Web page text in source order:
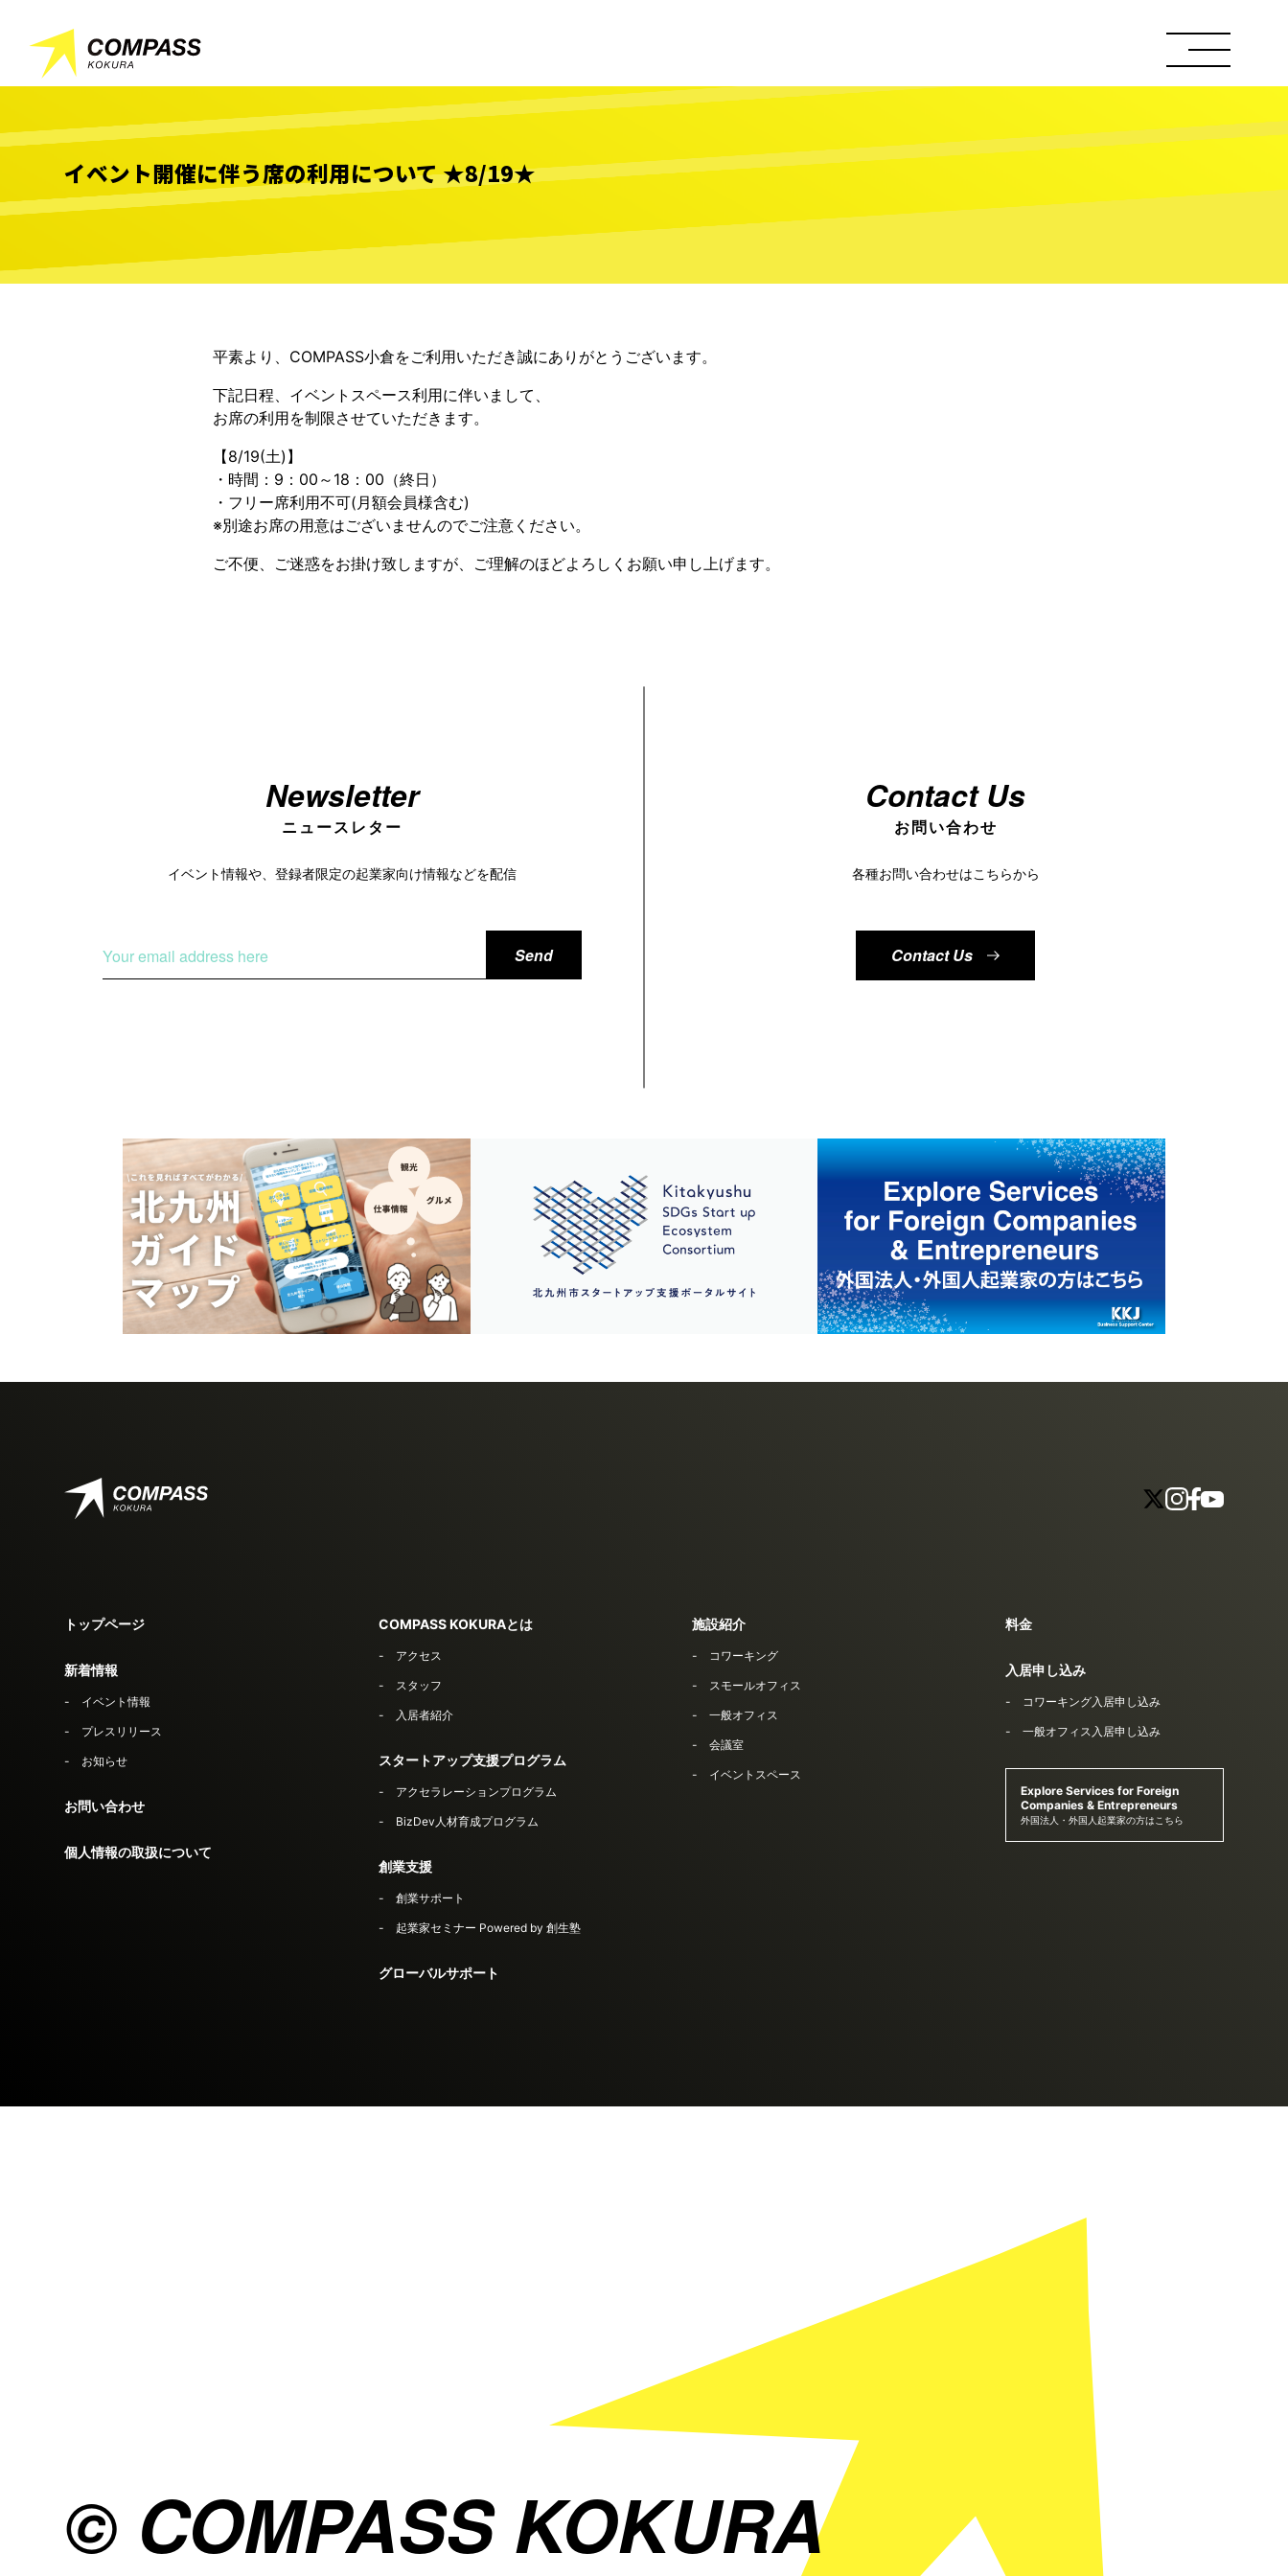
イベント開催に伴う席の利用について ★8/19★
平素より、COMPASS小倉をご利用いただき誠にありがとうございます。
下記日程、イベントスペース利用に伴いまして、
お席の利用を制限させていただきます。
【8/19(土)】
・時間：9：00～18：00（終日）
・フリー席利用不可(月額会員様含む)
※別途お席の用意はございませんのでご注意ください。
ご不便、ご迷惑をお掛け致しますが、ご理解のほどよろしくお願い申し上げます。
Newsletter
ニュースレター
イベント情報や、登録者限定の起業家向け情報などを配信
Contact Us
お問い合わせ
各種お問い合わせはこちらから
Contact Us
トップページ
新着情報
イベント情報
プレスリリース
お知らせ
お問い合わせ
個人情報の取扱について
COMPASS KOKURAとは
アクセス
スタッフ
入居者紹介
スタートアップ支援プログラム
アクセラレーションプログラム
BizDev人材育成プログラム
創業支援
創業サポート
起業家セミナー Powered by 創生塾
グローバルサポート
施設紹介
コワーキング
スモールオフィス
一般オフィス
会議室
イベントスペース
料金
入居申し込み
コワーキング入居申し込み
一般オフィス入居申し込み
Explore Services for Foreign
Companies & Entrepreneurs
外国法人・外国人起業家の方はこちら
© COMPASS KOKURA